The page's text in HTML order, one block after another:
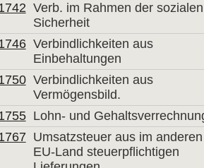
Verb. im Rahmen der sozialen
Sicherheit
Verbindlichkeiten aus
Einbehaltungen
Verbindlichkeiten aus
Vermögensbild.
Lohn- und
Umsatzsteuer aus im anderen
EU-Land steuerpflichtigen